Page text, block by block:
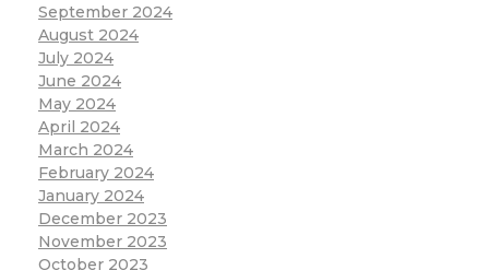
September 2024
August 2024
July 2024
June 2024
May 2024
April 2024
March 2024
February 2024
January 2024
December 2023
November 2023
October 2023